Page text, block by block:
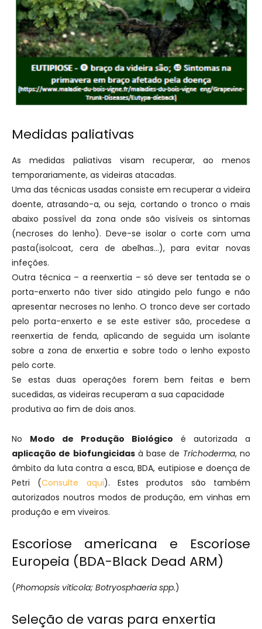
Medidas paliativas
As medidas paliativas visam recuperar, ao menos
temporariamente, as videiras atacadas.
Uma das técnicas usadas consiste em recuperar a videira
doente, atrasando-a, ou seja, cortando o tronco o mais
abaixo possível da zona onde são visíveis os sintomas
(necroses do lenho). Deve-se isolar o corte com uma
pasta(isolcoat, cera de abelhas…), para evitar novas
infeções.
Outra técnica – a reenxertia – só deve ser tentada se o
porta-enxerto não tiver sido atingido pelo fungo e não
apresentar necroses no lenho. O tronco deve ser cortado
pelo porta-enxerto e se este estiver são, procedese a
reenxertia de fenda, aplicando de seguida um isolante
sobre a zona de enxertia e sobre todo o lenho exposto
pelo corte.
Se estas duas operações forem bem feitas e bem
sucedidas, as videiras recuperam a sua capacidade
produtiva ao fim de dois anos.
No Modo de Produção Biológico é autorizada a
aplicação de biofungicidasà base de Trichoderma, no
âmbito da luta contra a esca, BDA, eutipiose e doença de
Petri (Consulte aqui). Estes produtos são também
autorizados noutros modos de produção, em vinhas em
produção e em viveiros.
Escoriose americana e Escoriose
Europeia (BDA-Black Dead ARM)
(Phomopsis vitícola; Botryosphaeria spp.)
Seleção de varas para enxertia